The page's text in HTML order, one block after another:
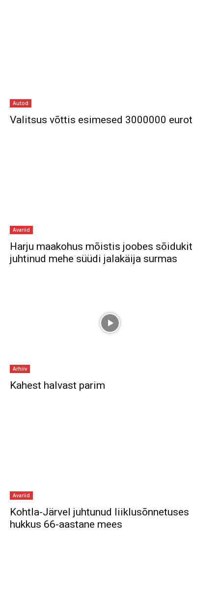
Autod
Valitsus võttis esimesed 3000000 eurot
Avariid
Harju maakohus mõistis joobes sõidukit
juhtinud mehe süüdi jalakäija surmas
Arhiiv
Kahest halvast parim
Avariid
Kohtla-Järvel juhtunud liiklusõnnetuses
hukkus 66-aastane mees